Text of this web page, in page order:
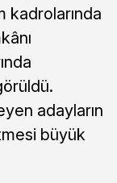
kadrolarında
adayların
büyük